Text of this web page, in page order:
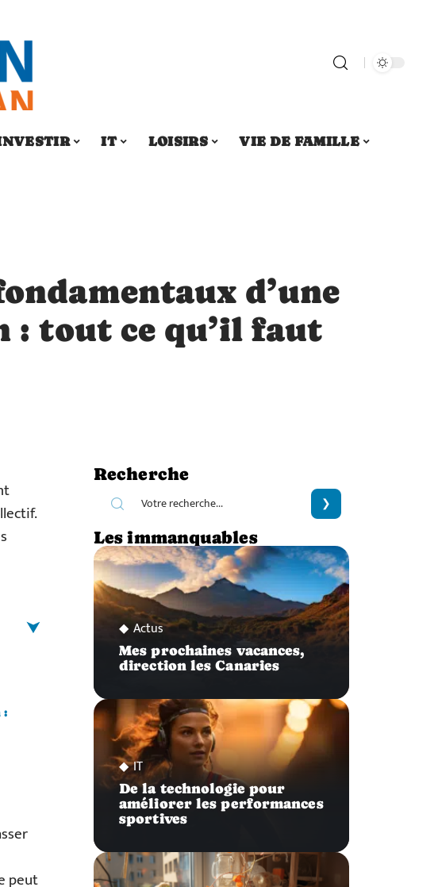
IT LOISIRS
VIE DE FAMILLE
d’une
: tout ce qu’il faut
:
peut
Recherche
Les immanquables
Actus
Mes prochaines vacances,
direction les Canaries
IT
De la technologie pour
améliorer les performances
sportives